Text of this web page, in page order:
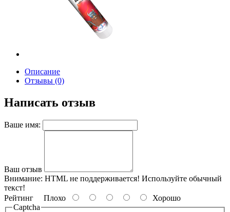
Описание
Отзывы (0)
Написать отзыв
Ваше имя:
Ваш отзыв
Внимание: HTML не поддерживается! Используйте обычный
текст!
Рейтинг Плохо
Хорошо
Captcha